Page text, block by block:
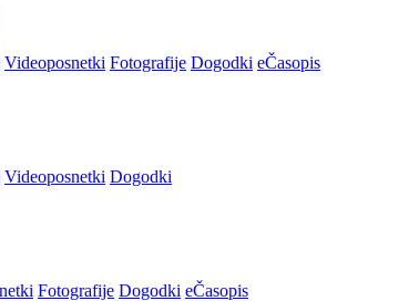
Videoposnetki Fotografije Dogodki eČasopis
Videoposnetki Dogodki
Fotografije Dogodki eČasopis